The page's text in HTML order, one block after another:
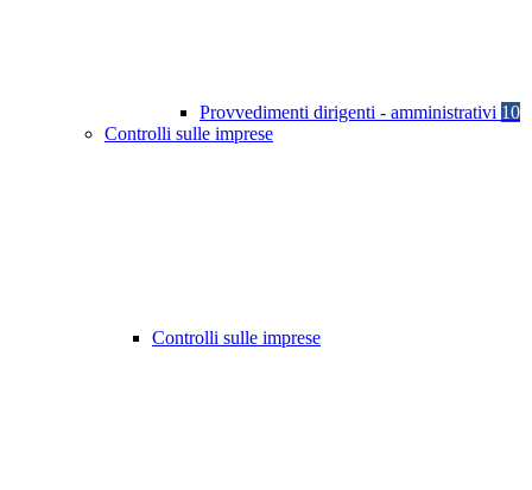
Provvedimenti dirigenti - amministrativi 10
Controlli sulle imprese
Controlli sulle imprese